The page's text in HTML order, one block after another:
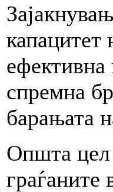
капацитет
ефективна
спремна
барањата
Општа цел
граѓаните